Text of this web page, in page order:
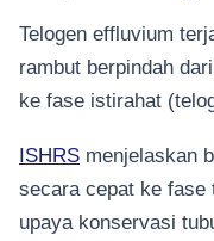
Telogen effluvium
rambut berpindah
ke fase istirahat
ISHRS menjelaskan
secara cepat ke fase
upaya konservasi